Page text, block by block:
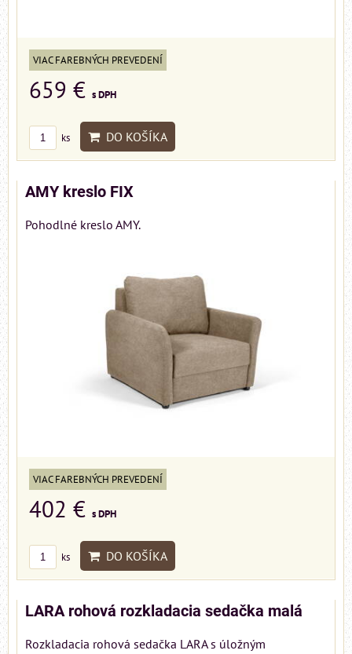
VIAC FAREBNÝCH PREVEDENÍ
659 € s DPH
ks DO KOŠÍKA
AMY kreslo FIX
Pohodlné kreslo AMY.
VIAC FAREBNÝCH PREVEDENÍ
402 € s DPH
ks DO KOŠÍKA
LARA rohová rozkladacia sedačka malá
Rozkladacia rohová sedačka LARA s úložným